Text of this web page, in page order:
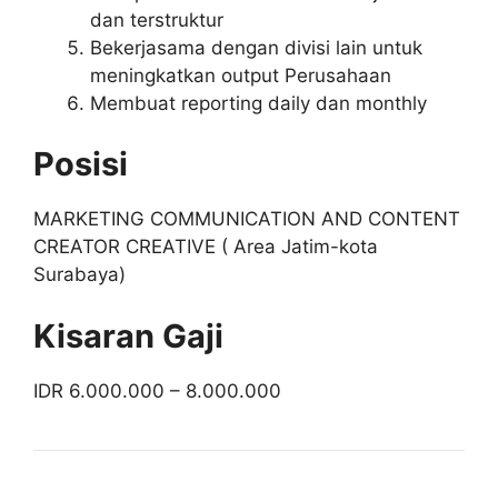
dan terstruktur
Bekerjasama dengan divisi lain untuk
meningkatkan output Perusahaan
Membuat reporting daily dan monthly
Posisi
MARKETING COMMUNICATION AND CONTENT
CREATOR CREATIVE ( Area Jatim-kota
Surabaya)
Kisaran Gaji
IDR 6.000.000 – 8.000.000